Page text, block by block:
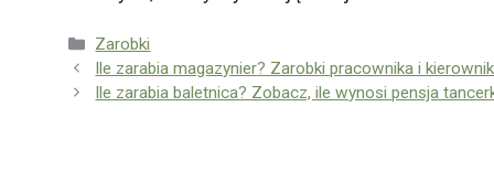
Kategorie
Zarobki
Ile zarabia magazynier? Zarobki pracownika i
Ile zarabia baletnica? Zobacz, ile wynosi pensja